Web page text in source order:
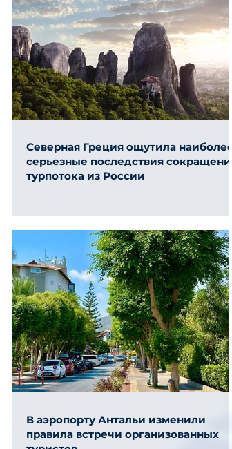
Северная Греция ощутила наиболее
серьезные последствия сокращения
турпотока из России
В аэропорту Антальи изменили
правила встречи организованных